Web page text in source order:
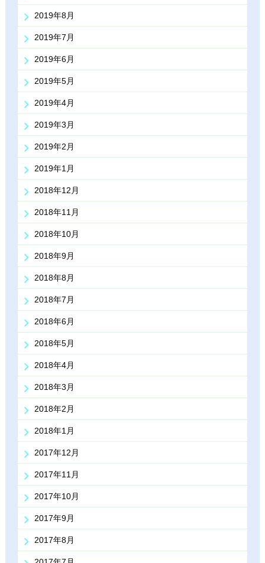
2019年8月
2019年7月
2019年6月
2019年5月
2019年4月
2019年3月
2019年2月
2019年1月
2018年12月
2018年11月
2018年10月
2018年9月
2018年8月
2018年7月
2018年6月
2018年5月
2018年4月
2018年3月
2018年2月
2018年1月
2017年12月
2017年11月
2017年10月
2017年9月
2017年8月